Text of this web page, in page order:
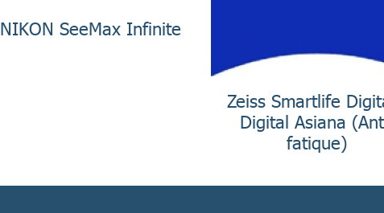
NIKON SeeMax Infinite
Zeiss Smartlife
Digital Asiana
fatique)